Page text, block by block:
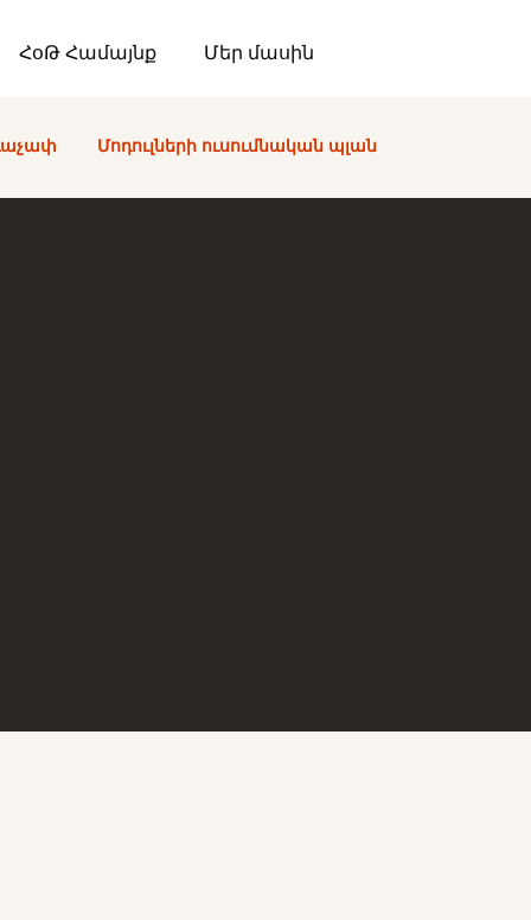
ՀօԹ Համայնք Մեր մասին
Մոդուլների ուսումնական պլան